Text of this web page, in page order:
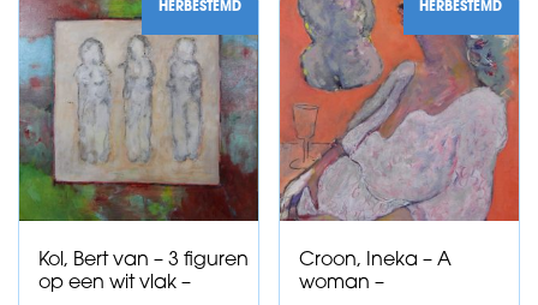
HERBESTEMD
Kol, Bert van – 3 figuren
op een wit vlak –
HERBESTEMD
Croon, Ineka – A
woman –